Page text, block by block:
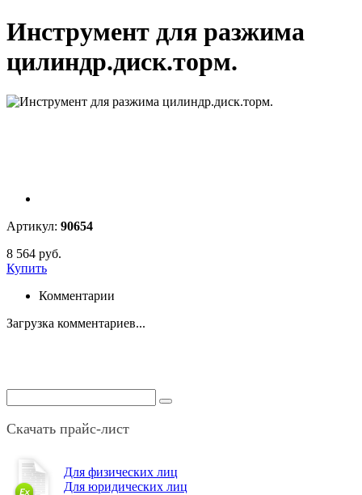
Инструмент для разжима
цилиндр.диск.торм.
Артикул: 90654
8 564 руб.
Купить
Комментарии
Загрузка комментариев...
Скачать прайс-лист
Для физических лиц
Для юридических лиц